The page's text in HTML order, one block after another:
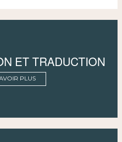
ET TRADUCTION
PLUS